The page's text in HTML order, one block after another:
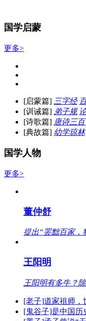
国学启蒙
更多>
[启蒙篇] 三字经
[训诫篇] 弟子规
[诗歌篇] 唐诗三
[典故篇] 幼学琼林
国学人物
更多>
董仲舒
提出“罢黜百家，
王阳明
王阳明有多牛？
[老子]道家祖师，
[鬼谷子]是中国历